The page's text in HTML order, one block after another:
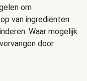
om
van ingrediënten
Waar mogelijk
door